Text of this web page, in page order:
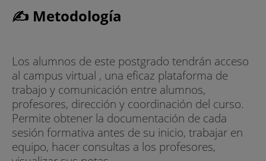
✍ Metodología
Los alumnos de este postgrado tendrán acceso
al campus virtual , una eficaz plataforma de
trabajo y comunicación entre alumnos,
profesores, dirección y coordinación del curso.
Permite obtener la documentación de cada
sesión formativa antes de su inicio, trabajar en
equipo, hacer consultas a los profesores,